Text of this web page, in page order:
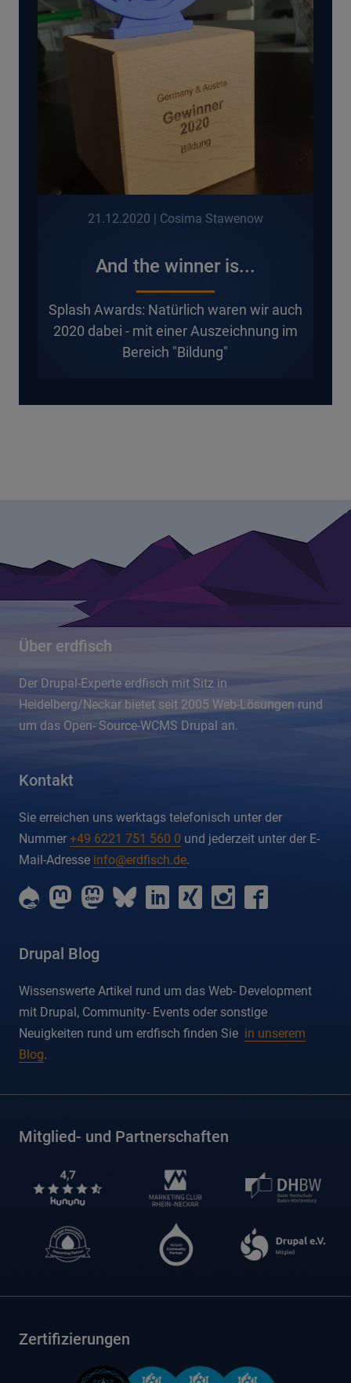
21.12.2020 | Cosima Stawenow
And the winner is...
Splash Awards: Natürlich waren wir auch
2020 dabei - mit einer Auszeichnung im
Bereich "Bildung"
Über erdfisch
Der Drupal-Experte erdfisch mit Sitz in
Heidelberg/Neckar bietet seit 2005 Web-Lösungen rund
um das Open- Source-WCMS Drupal an.
Kontakt
Sie erreichen uns werktags telefonisch unter der
Nummer +49 6221 751 560 0 und jederzeit unter der E-
Mail-Adresse info@erdfisch.de.
erdfisch
on
erdfisch
on
erdfisch
on
erdfisch
on
erdfisch
on
erdfisch
on
erdfisch
on
Drupal Blog
Wissenswerte Artikel rund um das Web- Development
mit Drupal, Community- Events oder sonstige
Neuigkeiten rund um erdfisch finden Sie in unserem
Blog.
Mitglied- und Partnerschaften
Zertifizierungen